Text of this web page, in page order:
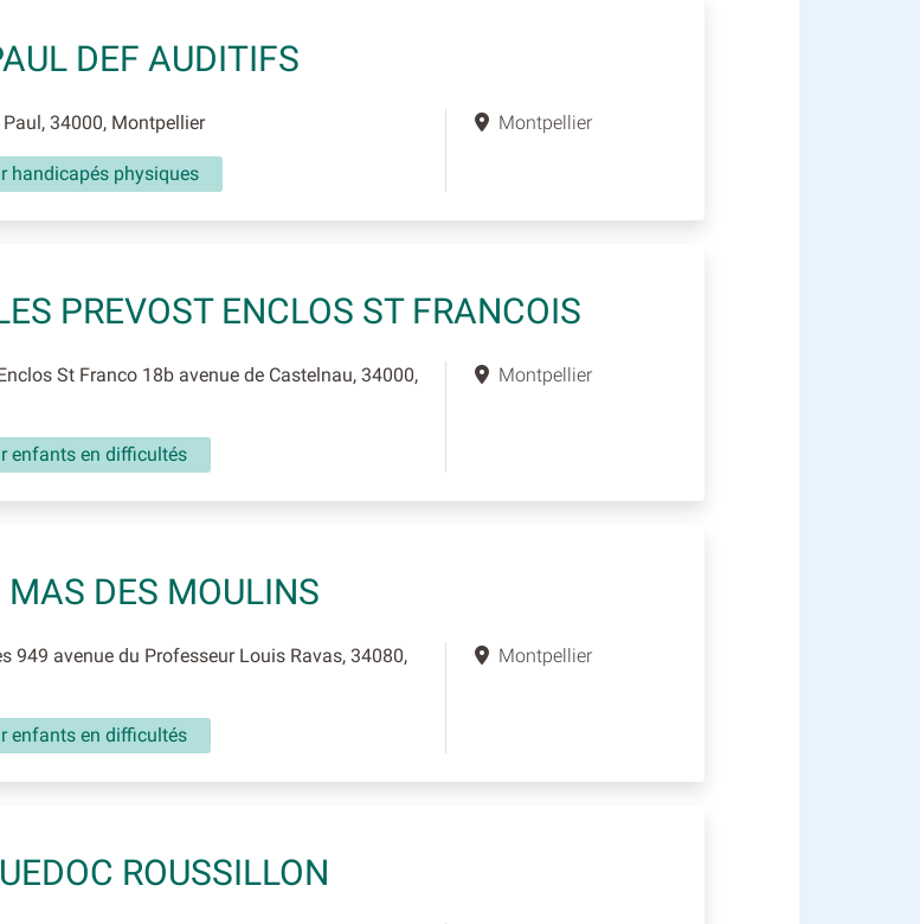
DEF AUDITIFS
34000, Montpellier
handicapés physiques
Montpellier
PREVOST ENCLOS ST FRANCOIS
St Franco 18b avenue de Castelnau, 34000,
enfants en difficultés
Montpellier
DES MOULINS
949 avenue du Professeur Louis Ravas, 34080,
enfants en difficultés
Montpellier
ROUSSILLON